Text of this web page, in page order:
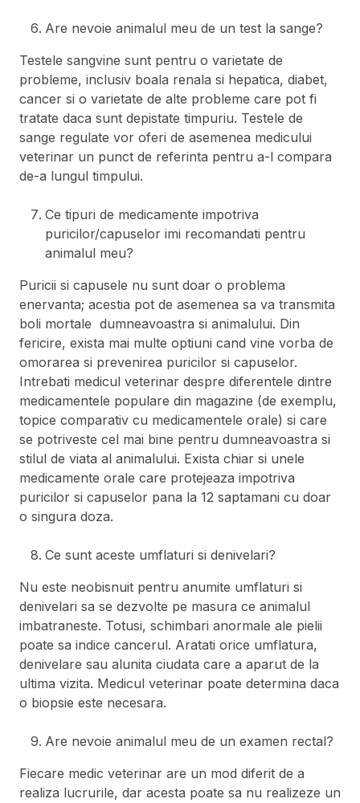
Are nevoie animalul meu de un test la sange?
Testele sangvine sunt pentru o varietate de
probleme, inclusiv boala renala si hepatica, diabet,
cancer si o varietate de alte probleme care pot fi
tratate daca sunt depistate timpuriu. Testele de
sange regulate vor oferi de asemenea medicului
veterinar un punct de referinta pentru a-l compara
de-a lungul timpului.
Ce tipuri de medicamente impotriva
puricilor/capuselor imi recomandati pentru
animalul meu?
Puricii si capusele nu sunt doar o problema
enervanta; acestia pot de asemenea sa va transmita
boli mortale dumneavoastra si animalului. Din
fericire, exista mai multe optiuni cand vine vorba de
omorarea si prevenirea puricilor si capuselor.
Intrebati medicul veterinar despre diferentele dintre
medicamentele populare din magazine (de exemplu,
topice comparativ cu medicamentele orale) si care
se potriveste cel mai bine pentru dumneavoastra si
stilul de viata al animalului. Exista chiar si unele
medicamente orale care protejeaza impotriva
puricilor si capuselor pana la 12 saptamani cu doar
o singura doza.
Ce sunt aceste umflaturi si denivelari?
Nu este neobisnuit pentru anumite umflaturi si
denivelari sa se dezvolte pe masura ce animalul
imbatraneste. Totusi, schimbari anormale ale pielii
poate sa indice cancerul. Aratati orice umflatura,
denivelare sau alunita ciudata care a aparut de la
ultima vizita. Medicul veterinar poate determina daca
o biopsie este necesara.
Are nevoie animalul meu de un examen rectal?
Fiecare medic veterinar are un mod diferit de a
realiza lucrurile, dar acesta poate sa nu realizeze un